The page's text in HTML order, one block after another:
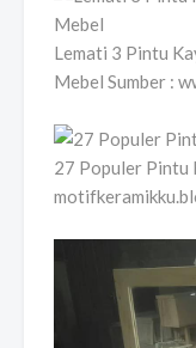
Lemati 3 Pintu
Mebel Sumber :
27 Populer Pintu